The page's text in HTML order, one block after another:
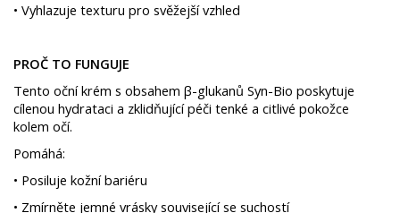
• Vyhlazuje texturu pro svěžejší vzhled
PROČ TO FUNGUJE
Tento oční krém s obsahem β-glukanů Syn-Bio poskytuje
cílenou hydrataci a zklidňující péči tenké a citlivé pokožce
kolem očí.
Pomáhá:
• Posiluje kožní bariéru
• Zmírněte jemné vrásky související se suchostí